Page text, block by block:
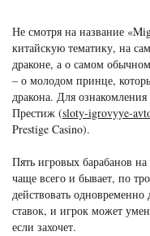
Не смотря на название
китайскую тематику, на
драконе, а о самом
– о молодом принце,
дракона. Для
Престиж (sloty-igrovyye-
Prestige Casino).
Пять игровых барабанов на
чаще всего и бывает, по
действовать
ставок, и игрок может
если захочет.